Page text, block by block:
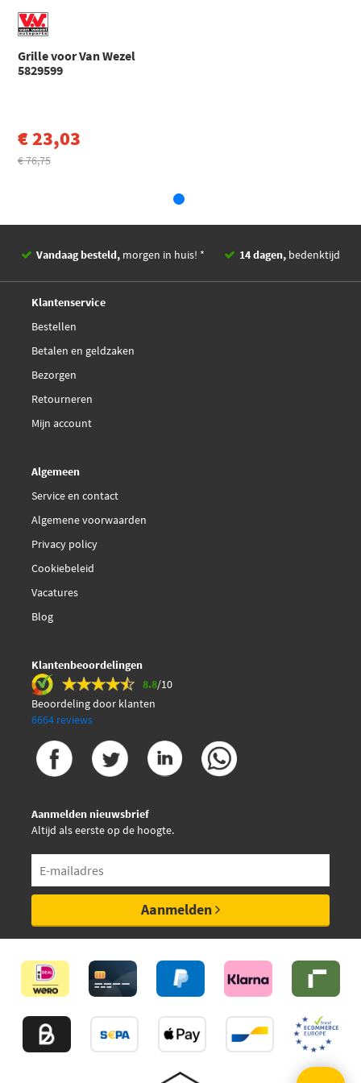
EAN
Grille voor Van Wezel
5829599
€ 23,03
€ 76,75
Vandaag besteld, morgen in huis! * 14 dagen, bedenktijd
Klantenservice
Bestellen
Betalen en geldzaken
Bezorgen
Retourneren
Mijn account
Algemeen
Service en contact
Algemene voorwaarden
Privacy policy
Cookiebeleid
Vacatures
Blog
Klantenbeoordelingen
8.8/10
Beoordeling door klanten
6664 reviews
Aanmelden nieuwsbrief
Altijd als eerste op de hoogte.
Aanmelden